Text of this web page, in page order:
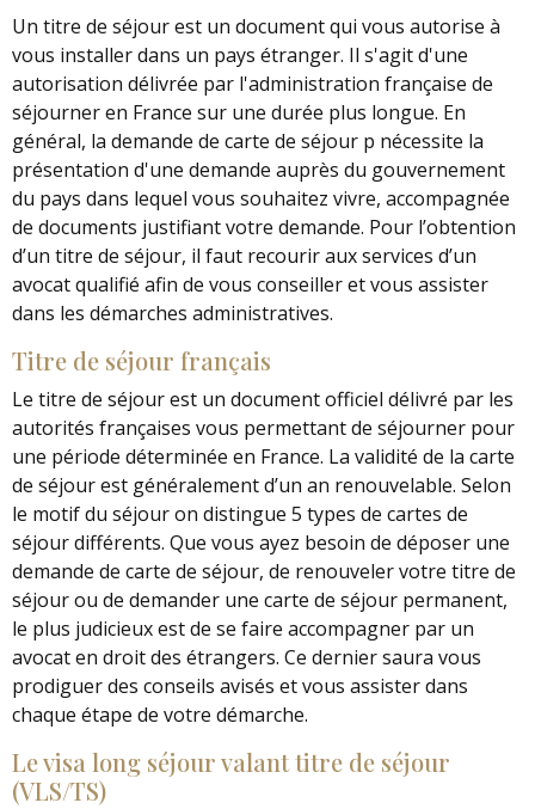
Un titre de séjour est un document qui vous autorise à
vous installer dans un pays étranger. Il s'agit d'une
autorisation délivrée par l'administration française de
séjourner en France sur une durée plus longue. En
général, la demande de carte de séjour p nécessite la
présentation d'une demande auprès du gouvernement
du pays dans lequel vous souhaitez vivre, accompagnée
de documents justifiant votre demande. Pour l’obtention
d’un titre de séjour, il faut recourir aux services d’un
avocat qualifié afin de vous conseiller et vous assister
dans les démarches administratives.
Titre de séjour français
Le titre de séjour est un document officiel délivré par les
autorités françaises vous permettant de séjourner pour
une période déterminée en France. La validité de la carte
de séjour est généralement d’un an renouvelable. Selon
le motif du séjour on distingue 5 types de cartes de
séjour différents. Que vous ayez besoin de déposer une
demande de carte de séjour, de renouveler votre titre de
séjour ou de demander une carte de séjour permanent,
le plus judicieux est de se faire accompagner par un
avocat en droit des étrangers. Ce dernier saura vous
prodiguer des conseils avisés et vous assister dans
chaque étape de votre démarche.
Le visa long séjour valant titre de séjour
(VLS/TS)